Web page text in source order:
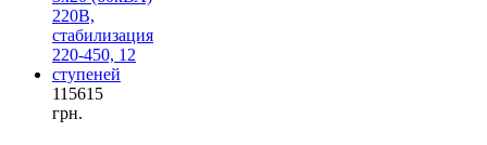
115615
грн.